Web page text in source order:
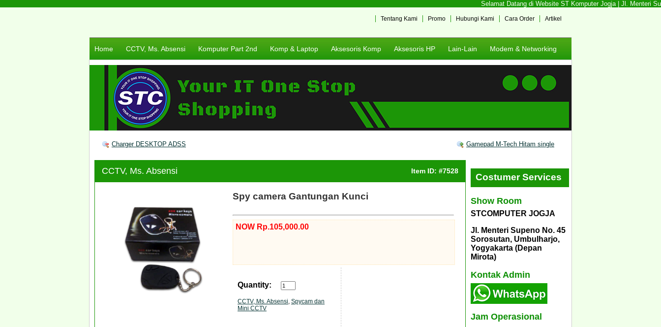
Selamat Datang di Website ST Komputer Jogja | Jl. Menteri
Artikel
Cara Order
Hubungi Kami
Promo
Tentang Kami
Home CCTV, Ms. Absensi Komputer Part 2nd Komp & Laptop Aksesoris Komp Aksesoris HP Lain-Lain Modem & Networking
Charger DESKTOP ADSS Gamepad M-Tech Hitam single
CCTV, Ms. Absensi Item ID: #7528
Spy camera Gantungan Kunci
NOW Rp.105,000.00
Quantity:
CCTV, Ms. Absensi, Spycam dan
Mini CCTV
Costumer Services
Show Room
STCOMPUTER JOGJA
Jl. Menteri Supeno No. 45
Sorosutan, Umbulharjo,
Yogyakarta (Depan
Mirota)
Kontak Admin
Jam Operasional